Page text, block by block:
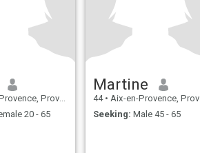
Alpes-Côte d'Azur, France
20 - 65
Martine
44 • Aix-en-Provence, Provence-Alpes-Côte d'Azur, France
Seeking: Male 45 - 65